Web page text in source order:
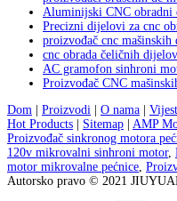
Aluminijski CNC obradni
Precizni dijelovi za cnc
proizvođač cnc mašinskih
cnc obrada čeličnih
AC gramofon sinhroni
Proizvođač CNC
Dom | Proizvodi | O nama |
Hot Products | Sitemap | AMP
Proizvođač sinkronog motora
120v mikrovalni sinhroni motor,
motor mikrovalne pećnice
Autorsko pravo © 2021